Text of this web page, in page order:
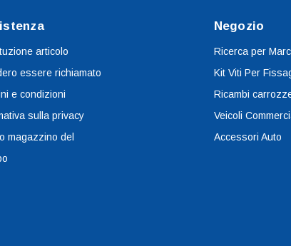
articolo
essere richiamato
e condizioni
sulla privacy
magazzino del
Negozio
Ricerca per
Kit Viti Per
Ricambi
Veicoli
Accessori Auto